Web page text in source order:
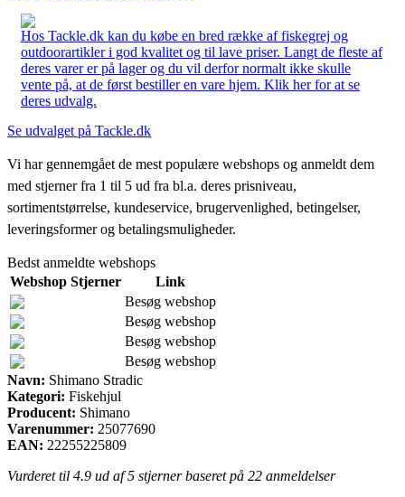
Hos Tackle.dk kan du købe en bred række af fiskegrej og
outdoorartikler i god kvalitet og til lave priser. Langt de fleste af
deres varer er på lager og du vil derfor normalt ikke skulle
vente på, at de først bestiller en vare hjem. Klik her for at se
deres udvalg.
Se udvalget på Tackle.dk
Vi har gennemgået de mest populære webshops og anmeldt dem
med stjerner fra 1 til 5 ud fra bl.a. deres prisniveau,
sortimentstørrelse, kundeservice, brugervenlighed, betingelser,
leveringsformer og betalingsmuligheder.
Bedst anmeldte webshops
Webshop Stjerner
Link
Besøg webshop
Besøg webshop
Besøg webshop
Besøg webshop
Navn: Shimano Stradic
Kategori: Fiskehjul
Producent: Shimano
Varenummer: 25077690
EAN: 22255225809
Vurderet til 4.9 ud af 5 stjerner baseret på 22 anmeldelser